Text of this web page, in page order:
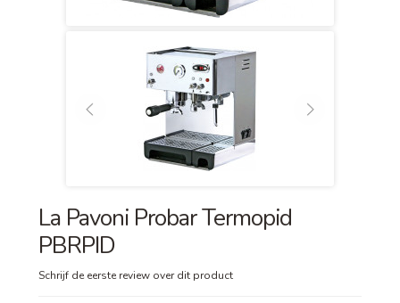
La Pavoni Probar Termopid
PBRPID
Schrijf de eerste review over dit product